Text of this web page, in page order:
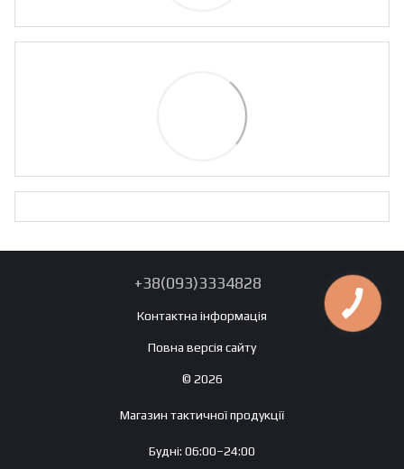
+38(093)3334828
Контактна інформація
Повна версія сайту
© 2026
Магазин тактичної продукції
Будні: 06:00–24:00